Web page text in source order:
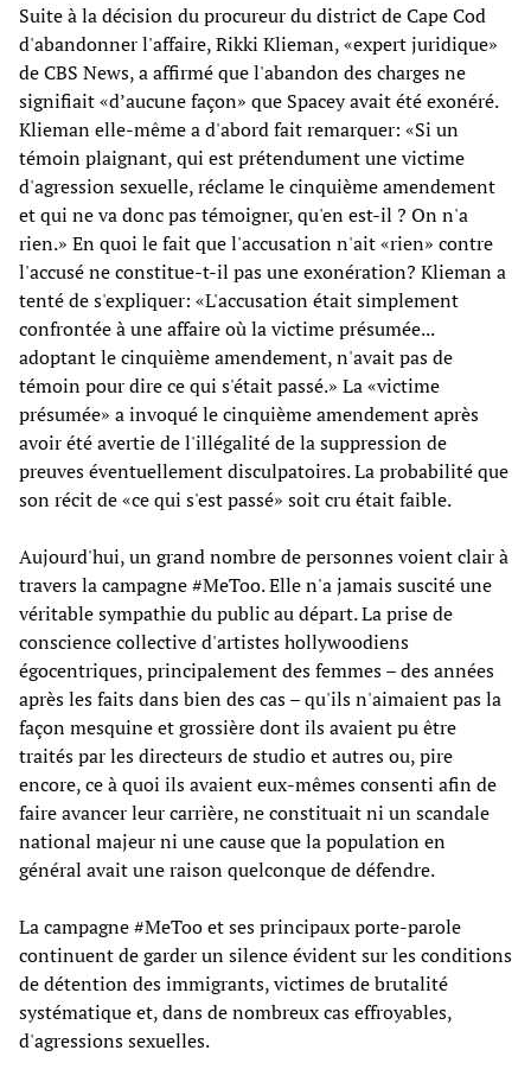
Suite à la décision du procureur du district de Cape Cod
d'abandonner l'affaire, Rikki Klieman, «expert juridique»
de CBS News, a affirmé que l'abandon des charges ne
signifiait «d’aucune façon» que Spacey avait été exonéré.
Klieman elle-même a d'abord fait remarquer: «Si un
témoin plaignant, qui est prétendument une victime
d'agression sexuelle, réclame le cinquième amendement
et qui ne va donc pas témoigner, qu'en est-il ? On n'a
rien.» En quoi le fait que l'accusation n'ait «rien» contre
l'accusé ne constitue-t-il pas une exonération? Klieman a
tenté de s'expliquer: «L'accusation était simplement
confrontée à une affaire où la victime présumée...
adoptant le cinquième amendement, n'avait pas de
témoin pour dire ce qui s'était passé.» La «victime
présumée» a invoqué le cinquième amendement après
avoir été avertie de l'illégalité de la suppression de
preuves éventuellement disculpatoires. La probabilité que
son récit de «ce qui s'est passé» soit cru était faible.
Aujourd'hui, un grand nombre de personnes voient clair à
travers la campagne #MeToo. Elle n'a jamais suscité une
véritable sympathie du public au départ. La prise de
conscience collective d'artistes hollywoodiens
égocentriques, principalement des femmes – des années
après les faits dans bien des cas – qu'ils n'aimaient pas la
façon mesquine et grossière dont ils avaient pu être
traités par les directeurs de studio et autres ou, pire
encore, ce à quoi ils avaient eux-mêmes consenti afin de
faire avancer leur carrière, ne constituait ni un scandale
national majeur ni une cause que la population en
général avait une raison quelconque de défendre.
La campagne #MeToo et ses principaux porte-parole
continuent de garder un silence évident sur les conditions
de détention des immigrants, victimes de brutalité
systématique et, dans de nombreux cas effroyables,
d'agressions sexuelles.